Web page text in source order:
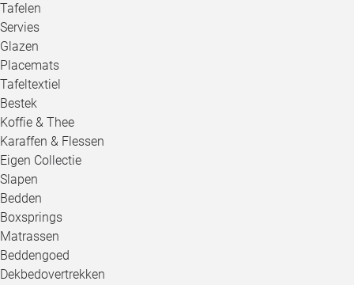
Tafelen
Servies
Glazen
Placemats
Tafeltextiel
Bestek
Koffie & Thee
Karaffen & Flessen
Eigen Collectie
Slapen
Bedden
Boxsprings
Matrassen
Beddengoed
Dekbedovertrekken